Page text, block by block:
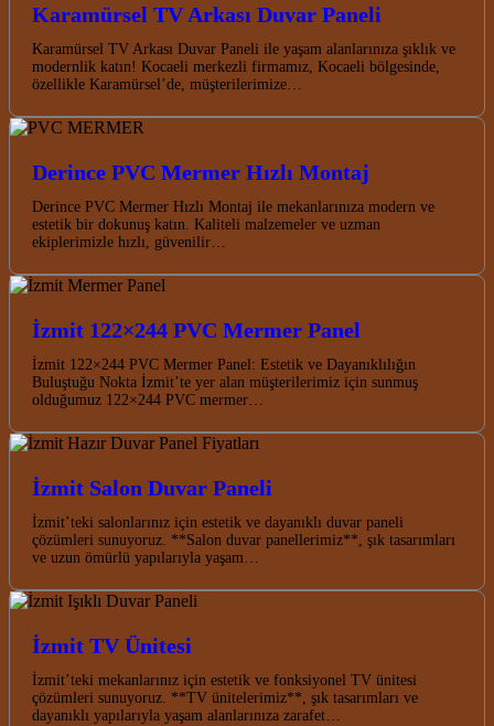
Karamürsel TV Arkası Duvar Paneli
Karamürsel TV Arkası Duvar Paneli ile yaşam alanlarınıza şıklık ve
modernlik katın! Kocaeli merkezli firmamız, Kocaeli bölgesinde,
özellikle Karamürsel’de, müşterilerimize…
Derince PVC Mermer Hızlı Montaj
Derince PVC Mermer Hızlı Montaj ile mekanlarınıza modern ve
estetik bir dokunuş katın. Kaliteli malzemeler ve uzman
ekiplerimizle hızlı, güvenilir…
İzmit 122×244 PVC Mermer Panel
İzmit 122×244 PVC Mermer Panel: Estetik ve Dayanıklılığın
Buluştuğu Nokta İzmit’te yer alan müşterilerimiz için sunmuş
olduğumuz 122×244 PVC mermer…
İzmit Salon Duvar Paneli
İzmit’teki salonlarınız için estetik ve dayanıklı duvar paneli
çözümleri sunuyoruz. **Salon duvar panellerimiz**, şık tasarımları
ve uzun ömürlü yapılarıyla yaşam…
İzmit TV Ünitesi
İzmit’teki mekanlarınız için estetik ve fonksiyonel TV ünitesi
çözümleri sunuyoruz. **TV ünitelerimiz**, şık tasarımları ve
dayanıklı yapılarıyla yaşam alanlarınıza zarafet…